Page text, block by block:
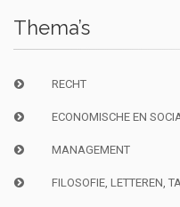
Thema’s
RECHT
ECONOMISCHE EN
MANAGEMENT
FILOSOFIE, LETTEREN,